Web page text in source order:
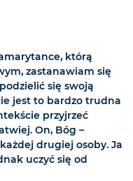
którą
zastanawiam się
się swoją
jest to bardzo trudna
przyjrzeć
On, Bóg –
drugiej osoby. Ja
uczyć się od